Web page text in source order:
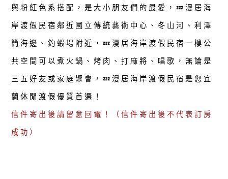
與粉紅色系搭配，是大小朋友們的最愛，💤漫居海
岸渡假民宿鄰近國立傳統藝術中心、冬山河、利澤
簡海邊、釣蝦場附近，💤漫居海岸渡假民宿一樓公
共空間可以煮火鍋、烤肉、打麻將、唱歌，無論是
三五好友或家庭聚會，💤漫居海岸渡假民宿是您宜
蘭休閒渡假優質首選！
信件寄出後請留意回電！（信件寄出後不代表訂房
成功）